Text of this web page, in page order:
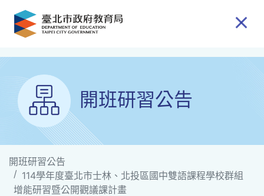
跳到主要內容
開班研習公告
開班研習公告
114學年度臺北市士林、北投區國中雙語課程學校群組
增能研習暨公開觀議課計畫